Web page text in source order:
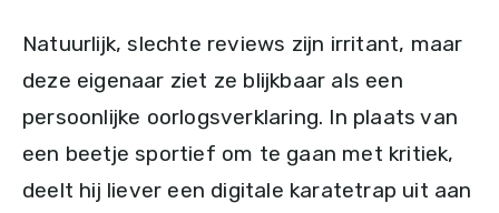
Natuurlijk, slechte reviews zijn irritant, maar
deze eigenaar ziet ze blijkbaar als een
persoonlijke oorlogsverklaring. In plaats van
een beetje sportief om te gaan met kritiek,
deelt hij liever een digitale karatetrap uit aan